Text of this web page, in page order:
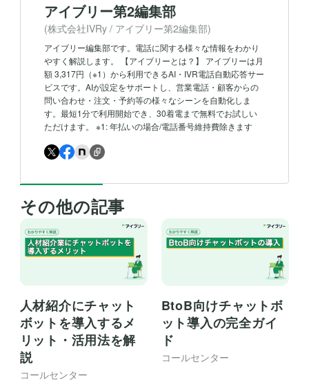
アイブリー第2編集部
(株式会社IVRy / アイブリー第2編集部)
アイブリー編集部です。電話に関する様々な情報をわかり
やすく解説します。 【アイブリーとは？】 アイブリーは月
額 3,317円（※1）から利用できるAI・IVR電話自動応答サー
ビスです。AIが設定をサポートし、営業電話・顧客からの
問い合わせ・注文・予約等の様々なシーンを自動化しま
す。最短1分で利用開始でき、30着電まで無料でお試しい
ただけます。 ※1: 年払いの場合/電話番号維持費除きます
その他の記事
人材紹介にチャット
ボットを導入するメ
リット・活用法を解
説
コールセンター
BtoB向けチャットボ
ット導入の完全ガイ
ド
コールセンター